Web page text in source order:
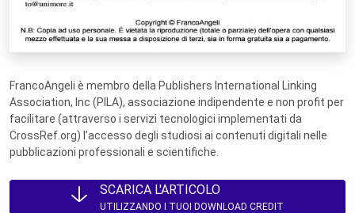
FrancoAngeli è membro della Publishers International Linking
Association, Inc (PILA), associazione indipendente e non profit per
facilitare (attraverso i servizi tecnologici implementati da
CrossRef.org) l’accesso degli studiosi ai contenuti digitali nelle
pubblicazioni professionali e scientifiche.
SCARICA L'ARTICOLO
UTILIZZANDO I TUOI DOWNLOAD CREDIT